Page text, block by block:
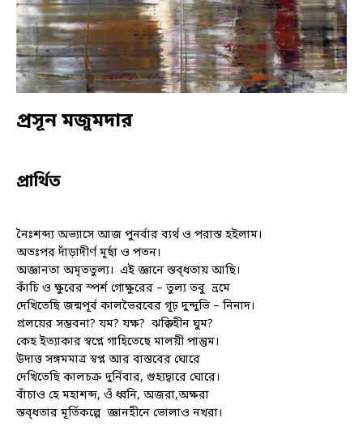
প্রসূন মজুমদার
প্রার্থিত
নৈঃশব্দ্য অভ্যাসে আজ পুনর্বার ব্যর্থ ও পরাস্ত হইলাম।
অতঃপর দাঁড়াদীর্ণ মূর্ছা ও পতন।
অজ্ঞানতা অমৃততুল্য। এই জ্ঞানে স্তব্ধতায় আছি।
কাঁচি ও ক্ষুরের স্পর্শ গোক্ষুরের – তুল্য তবু ভ্রমে
দেখিতেছি জন্মপূর্ব কালভৈরবের গূঢ় দুন্দুভি – নিনাদ।
প্রলয়ের সম্ভবনা? যম? যক্ষ? ঝক্কিহীন ঘুম?
কেহ ইত্যাকার স্বপ্নে গাহিতেছে মালয়ী পান্তুম।
উদাত্ত সঙ্গমমাত্র স্বপ্ন আর বাস্তবের ঘোরে
দেখিতেছি কালচক্র দুর্নিবার, গুহ্যদ্বারে ঘোরে।
বাঁচাও হে মহাশব্দ, ওঁ ধ্বনি, অজরা,অক্ষরা
স্তব্ধতার মূর্তিকল্পে জ্ঞানহীনে ভোলাও নখরা।